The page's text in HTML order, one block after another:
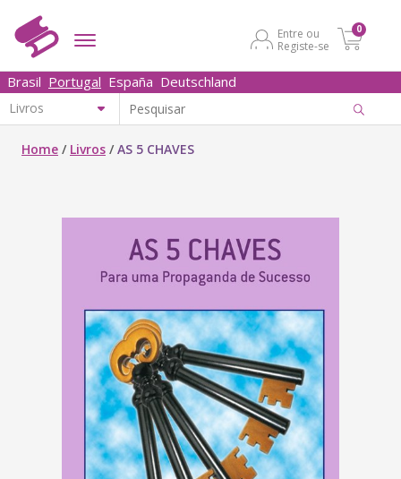
Entre ou
Registe-se
0
Brasil Portugal España Deutschland
Home / Livros /AS 5 CHAVES